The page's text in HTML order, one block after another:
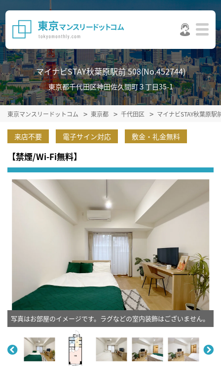
マイナビSTAY秋葉原駅前 508(No.452744)
東京都千代田区神田佐久間町３丁目35-1
東京マンスリードットコム 東京都 千代田区 マイナビSTAY秋葉原駅
来店不要 電子サイン対応 敷金・礼金無料
【禁煙/Wi-Fi無料】
写真はお部屋のイメージです。ラグなどの室内装飾はございません。